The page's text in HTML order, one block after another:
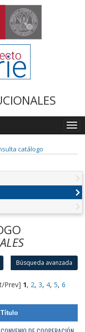
catálogo
Búsqueda avanzada
Prev] 1, 2, 3, 4, 5, 6
Título